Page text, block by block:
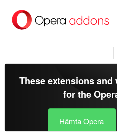
brödtexten
These extensions and
for the
Hämta Opera